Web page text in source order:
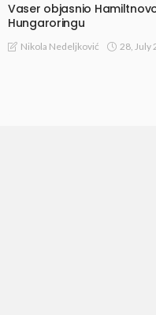
Vaser objasnio
Hungaroringu
Nikola Nedeljković 28, July